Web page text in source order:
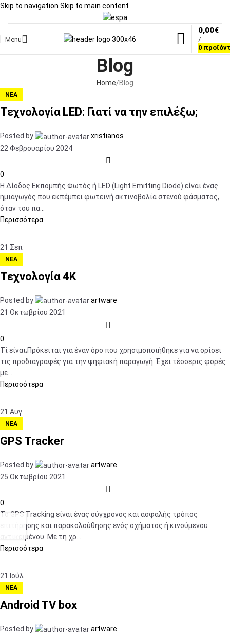
Skip to navigation Skip to main content
Menu
0
/
0,00€
Blog
Home Blog
ΝΈΑ
Τεχνολογία LED: Γιατί να την επιλέξω;
Posted by
xristianos
22 Φεβρουαρίου 2024
0
Η Δίοδος Εκπομπής Φωτός ή LED (Light Emitting Diode) είναι ένας
ημιαγωγός που εκπέμπει φωτεινή ακτινοβολία στενού φάσματος,
όταν του πα...
Περισσότερα
21 Σεπ
ΝΈΑ
Τεχνολογία 4Κ
Posted by
artware
21 Οκτωβρίου 2021
0
Τί είναι;Πρόκειται για έναν όρο που χρησιμοποιήθηκε για να ορίσει
τις προδιαγραφές για την ψηφιακή παραγωγή. Έχει τέσσερις φορές
με...
Περισσότερα
21 Αυγ
ΝΈΑ
GPS Tracker
Posted by
artware
25 Οκτωβρίου 2021
0
Το GPS Tracking είναι ένας σύγχρονος και ασφαλής τρόπος
επιτήρησης και παρακολούθησης ενός οχήματος ή κινούμενου
αντικειμένου. Με τη χρ...
Περισσότερα
21 Ιούλ
ΝΈΑ
Android TV box
Posted by
artware